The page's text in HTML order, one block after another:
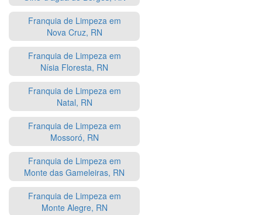
Franquia de Limpeza em
Nova Cruz, RN
Franquia de Limpeza em
Nísia Floresta, RN
Franquia de Limpeza em
Natal, RN
Franquia de Limpeza em
Mossoró, RN
Franquia de Limpeza em
Monte das Gameleiras, RN
Franquia de Limpeza em
Monte Alegre, RN